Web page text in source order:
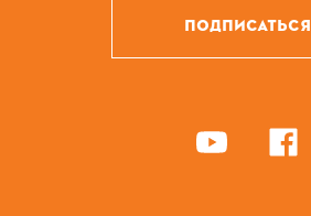
ПОДПИСАТЬСЯ